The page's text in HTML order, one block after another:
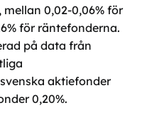
0,02-0,06% för
för räntefonderna.
på data från
aktiefonder
0,20%.